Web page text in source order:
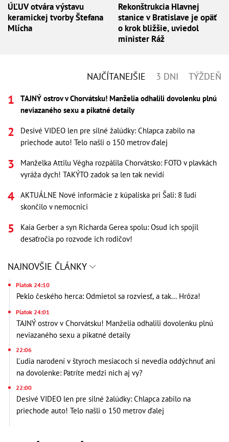
ÚĽUV otvára výstavu
keramickej tvorby Štefana
Mlícha
Rekonštrukcia Hlavnej
stanice v Bratislave je opäť
o krok bližšie, uviedol
minister Ráž
NAJČÍTANEJŠIE 3 DNI TÝŽDEŇ
TAJNÝ ostrov v Chorvátsku! Manželia odhalili dovolenku plnú
neviazaného sexu a pikatné detaily
Desivé VIDEO len pre silné žalúdky: Chlapca zabilo na
priechode auto! Telo našli o 150 metrov ďalej
Manželka Attilu Végha rozpálila Chorvátsko: FOTO v plavkách
vyráža dych! TAKÝTO zadok sa len tak nevidí
AKTUÁLNE Nové informácie z kúpaliska pri Šali: 8 ľudí
skončilo v nemocnici
Kaia Gerber a syn Richarda Gerea spolu: Osud ich spojil
desaťročia po rozvode ich rodičov!
NAJNOVŠIE ČLÁNKY
Piatok 24:10
Peklo českého herca: Odmietol sa rozviesť, a tak... Hrôza!
Piatok 24:01
TAJNÝ ostrov v Chorvátsku! Manželia odhalili dovolenku plnú
neviazaného sexu a pikatné detaily
22:06
Ľudia narodení v štyroch mesiacoch si nevedia oddýchnuť ani
na dovolenke: Patríte medzi nich aj vy?
22:00
Desivé VIDEO len pre silné žalúdky: Chlapca zabilo na
priechode auto! Telo našli o 150 metrov ďalej